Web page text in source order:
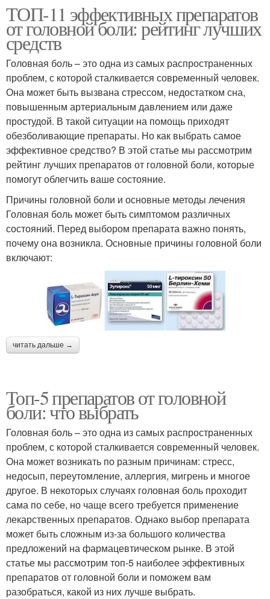
ТОП-11 эффективных препаратов
от головной боли: рейтинг лучших
средств
Головная боль – это одна из самых распространенных
проблем, с которой сталкивается современный человек.
Она может быть вызвана стрессом, недостатком сна,
повышенным артериальным давлением или даже
простудой. В такой ситуации на помощь приходят
обезболивающие препараты. Но как выбрать самое
эффективное средство? В этой статье мы рассмотрим
рейтинг лучших препаратов от головной боли, которые
помогут облегчить ваше состояние.
Причины головной боли и основные методы лечения
Головная боль может быть симптомом различных
состояний. Перед выбором препарата важно понять,
почему она возникла. Основные причины головной боли
включают:
читать дальше →
Топ-5 препаратов от головной
боли: что выбрать
Головная боль – это одна из самых распространенных
проблем, с которой сталкивается современный человек.
Она может возникать по разным причинам: стресс,
недосып, переутомление, аллергия, мигрень и многое
другое. В некоторых случаях головная боль проходит
сама по себе, но чаще всего требуется применение
лекарственных препаратов. Однако выбор препарата
может быть сложным из-за большого количества
предложений на фармацевтическом рынке. В этой
статье мы рассмотрим топ-5 наиболее эффективных
препаратов от головной боли и поможем вам
разобраться, какой из них лучше выбрать.